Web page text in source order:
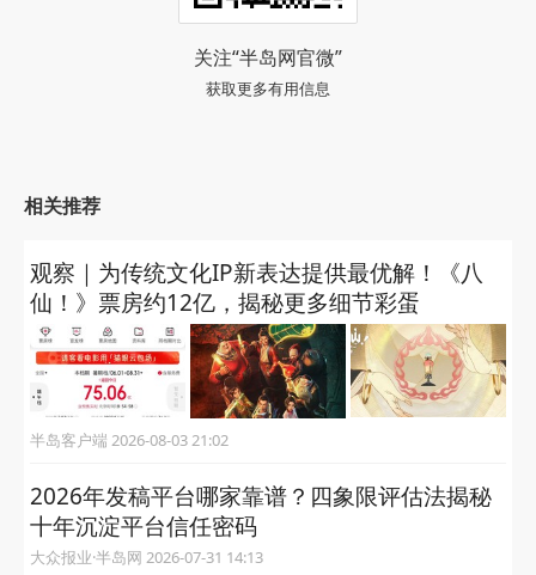
关注“半岛网官微”
获取更多有用信息
相关推荐
观察｜为传统文化IP新表达提供最优解！《八
仙！》票房约12亿，揭秘更多细节彩蛋
半岛客户端 2026-08-03 21:02
2026年发稿平台哪家靠谱？四象限评估法揭秘
十年沉淀平台信任密码
大众报业·半岛网 2026-07-31 14:13